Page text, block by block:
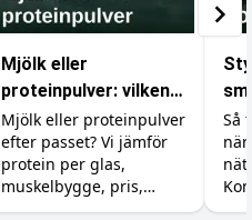
Mjölk eller
proteinpulver: vilken
proteinkälla ska du
välja?
Mjölk eller proteinpulver
efter passet? Vi jämför
protein per glas,
muskelbygge, pris,
kalorier och magen, så
tid
Så